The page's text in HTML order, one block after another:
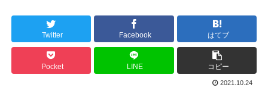
Twitter Facebook はてブ
Pocket LINE コピー
2021.10.24